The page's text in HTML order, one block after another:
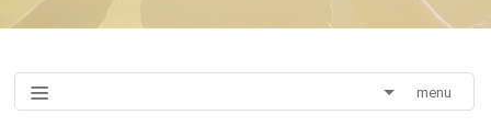
menu